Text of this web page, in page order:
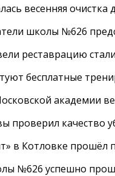
весенняя
школы №626
реставрацию
бесплатные
академии
проверил качество
в Котловке прошёл
№626 успешно